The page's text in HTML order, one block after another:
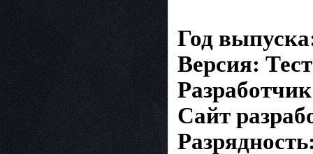
Год
Версия: Тест
Сайт